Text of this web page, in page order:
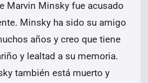
Marvin Minsky fue acusado
Minsky ha sido su amigo
años y creo que tiene
y lealtad a su memoria.
también está muerto y